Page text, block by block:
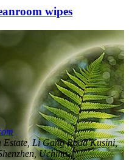
wipes
Estate, Li Gang Road Kusini,
Uchina.